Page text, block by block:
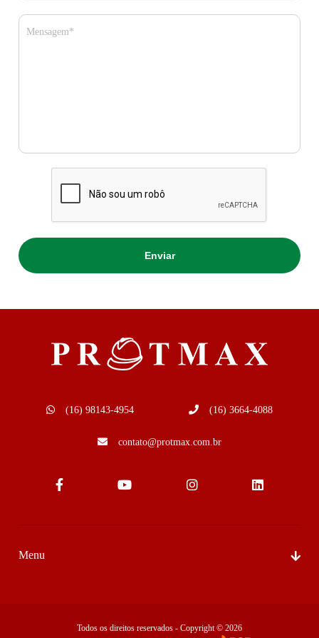
Mensagem*
(16) 98143-4954 (16) 3664-4088
contato@protmax.com.br
Menu
Todos os direitos reservados - Copyright © 2026